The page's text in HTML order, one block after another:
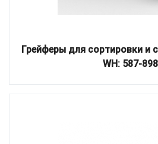
Грейферы для сортировки и
WH: 587-